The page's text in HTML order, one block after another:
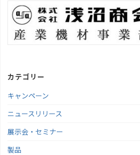
カテゴリー
キャンペーン
ニュースリリース
展示会・セミナー
製品